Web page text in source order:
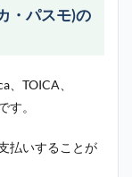
・パスモ)の
、TOICA、
す。
払いすることが